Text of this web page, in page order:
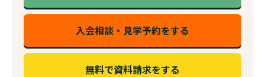
入会相談・見学予約をする
無料で資料請求をする